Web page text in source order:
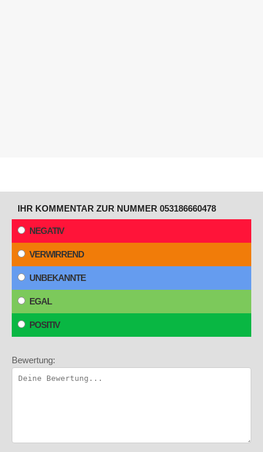
IHR KOMMENTAR ZUR NUMMER 053186660478
NEGATIV
VERWIRREND
UNBEKANNTE
EGAL
POSITIV
Bewertung: